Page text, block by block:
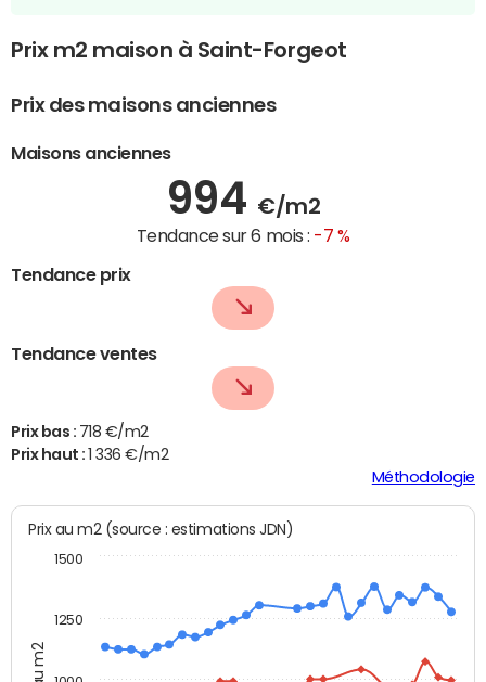
Prix m2 maison à Saint-Forgeot
Prix des maisons anciennes
Maisons anciennes
994 €/m2
Tendance sur 6 mois : -7 %
Tendance prix
Tendance ventes
Prix bas : 718 €/m2
Prix haut :
1 336 €/m2
Méthodologie
Prix au m2 (source : estimations JDN)
1250
1500